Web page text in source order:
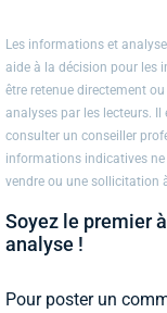
Les informations et
aide à la décision pour les
être retenue directement
analyses par les lecteurs.
consulter un conseiller
informations indicatives
vendre ou une sollicitation
Soyez le premier
analyse !
Pour poster un